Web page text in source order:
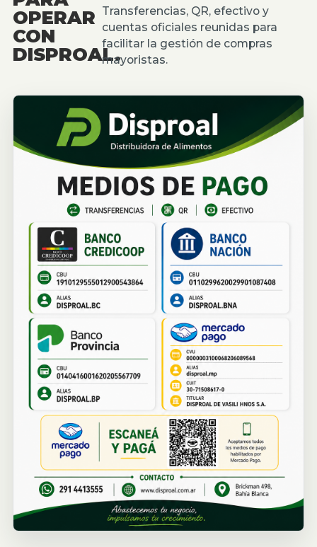
OPERAR
CON
DISPROAL.
Transferencias, QR, efectivo y
cuentas oficiales reunidas para
facilitar la gestión de compras
mayoristas.